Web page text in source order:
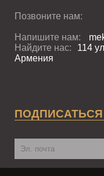
Позвоните нам:
Напишите нам:
Найдите нас:
114
Армения
ПОДПИСАТЬСЯ